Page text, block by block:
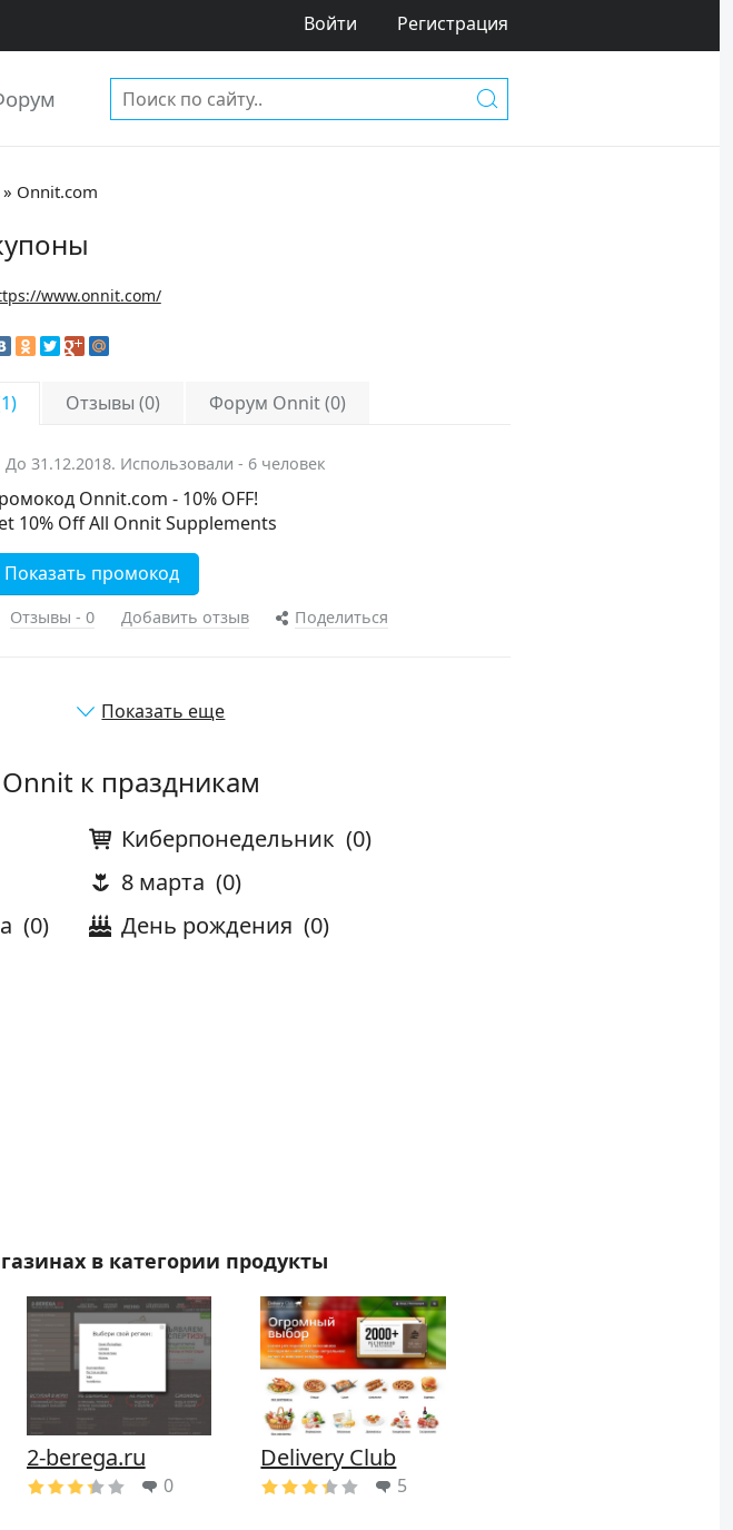
Войти Регистрация
» Onnit.com
www.onnit.com/
Отзывы (0) Форум Onnit (0)
До 31.12.2018. Использовали - 6 человек
Onnit.com - 10% OFF!
10% Off All Onnit Supplements
Показать промокод
Отзывы - 0 Добавить отзыв Поделиться
Показать еще
к праздникам
Киберпонедельник (0)
8 марта (0)
(0) День рождения (0)
в категории продукты
2-berega.ru
0
Delivery Club
5